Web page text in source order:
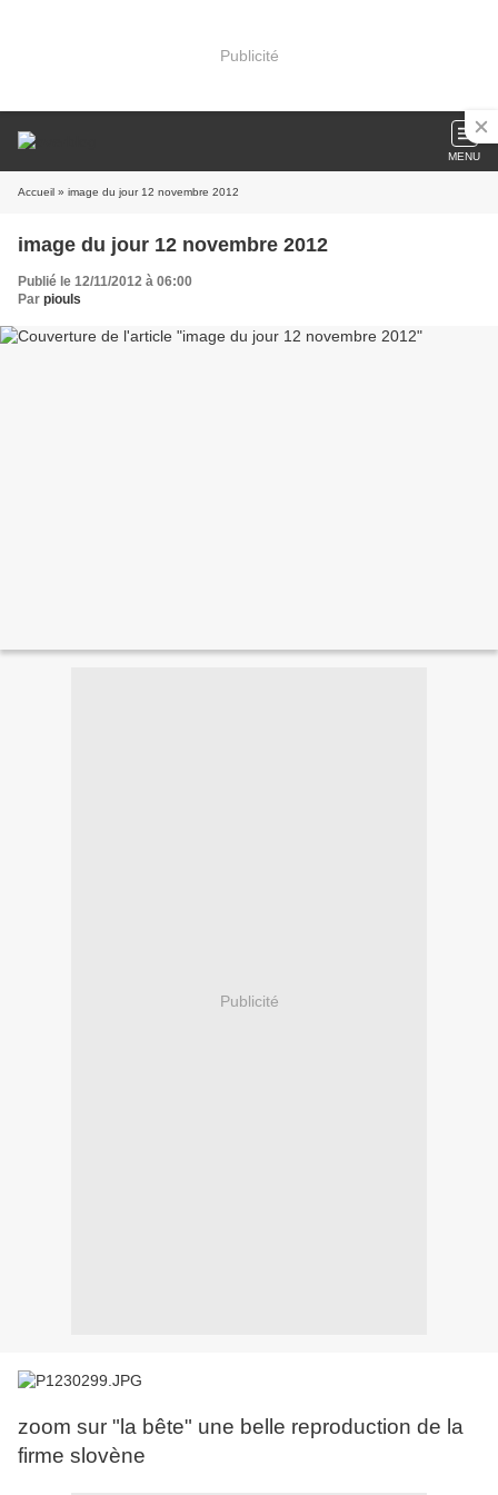
Publicité
MENU
Accueil » image du jour 12 novembre 2012
image du jour 12 novembre 2012
Publié le 12/11/2012 à 06:00
Par piouls
Publicité
zoom sur "la bête" une belle reproduction de la
firme slovène